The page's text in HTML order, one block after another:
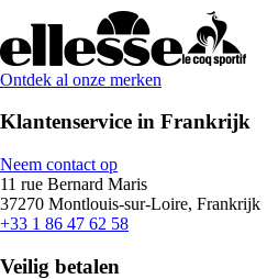
Ontdek al onze merken
Klantenservice in Frankrijk
Neem contact op
11 rue Bernard Maris
37270 Montlouis-sur-Loire, Frankrijk
+33 1 86 47 62 58
Veilig betalen